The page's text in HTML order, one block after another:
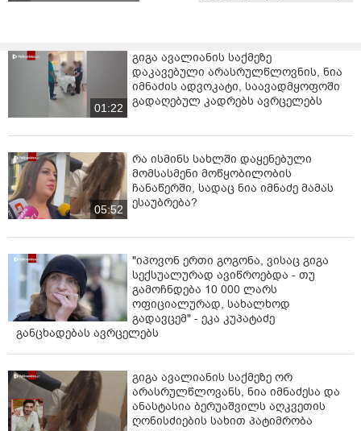
01:22
გიგა ავალიანის საქმეზე
დაკავებული არასრულწლოვნის, ნია
იმნაძის ადვოკატი, საავადმყოფოში
გადაღებულ კადრებს ავრცელებს
05:52
რა ისმინს სახლში დაყენებული
მომსასმენი მოწყობილობის
ჩანაწერში, სადაც ნია იმნაძე მამას
ესაუბრება?
"იპოვონ ერთი გოგონა, ვისაც გიგა
სექსუალურად ავიწროებდა - თუ
გამოჩნდება 10 000 ლარს
ოფიციალურად, სახალხოდ
გადავცემ" - ეკა კუპატაძე
განცხადებას ავრცელებს
გიგა ავალიანის საქმეზე ორ
არასრულწლოვანს, ნია იმნაძესა და
ანასტასია ბერუაშვილს აღკვეთის
ღონისძიების სახით პატიმრობა